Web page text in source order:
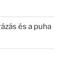
és a puha